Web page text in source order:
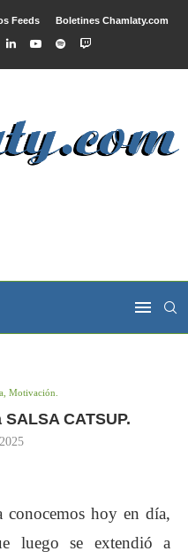
Feeds Boletines Chamlaty.com
Motivación.
CATSUP.
conocemos hoy en día,
luego se extendió a